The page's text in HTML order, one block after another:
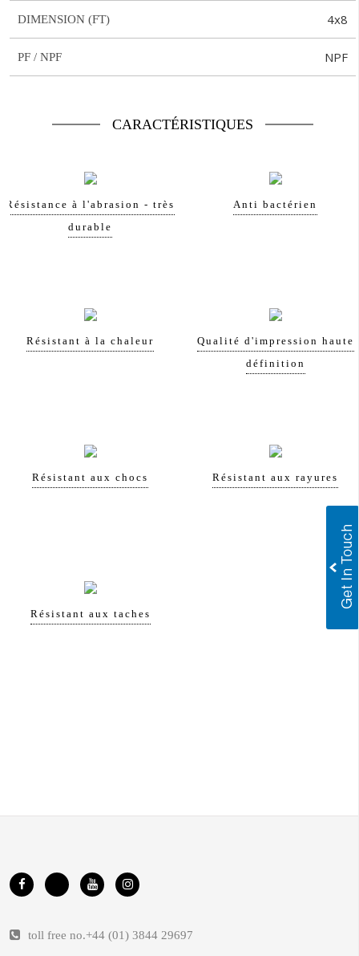
DIMENSION (FT) 4x8
PF / NPF NPF
CARACTÉRISTIQUES
Résistance à l'abrasion - très
durable
Anti bactérien
Résistant à la chaleur
Qualité d'impression haute
définition
Résistant aux chocs Résistant aux rayures
Résistant aux taches
toll free no.+44 (01) 3844 29697